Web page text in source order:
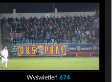
Wyświetleń 674